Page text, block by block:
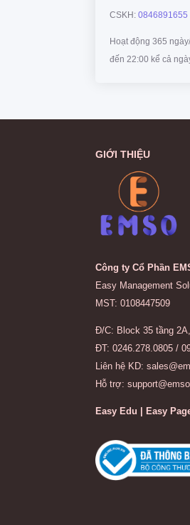
CSKH: 0846891655
Hoạt động 365
đến 22:00 kể cả
GIỚI THIỆU
Công ty Cổ Phần
Easy Management
MST: 0108447509
Đ/C: Block 35 tầng
ĐT: 0246.278.0805 /
Liên hệ KD:
Hỗ trợ:
Easy Edu | Easy